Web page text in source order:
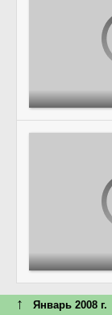
↑ Январь 2008 г.